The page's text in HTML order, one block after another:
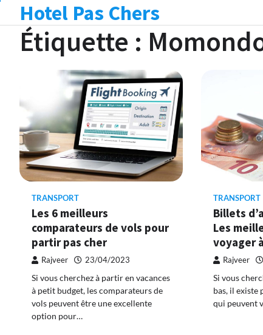
content
Hotel Pas Chers
Étiquette :
TRANSPORT
Les 6 meilleurs
comparateurs de vols pour
partir pas cher
Rajveer 23/04/2023
Si vous cherchez à partir en vacances
à petit budget, les comparateurs de
vols peuvent être une excellente
option pour…
TRANSPORT
Billets
Les
voyager
Rajveer
Si vous
bas, il existe
qui peuvent